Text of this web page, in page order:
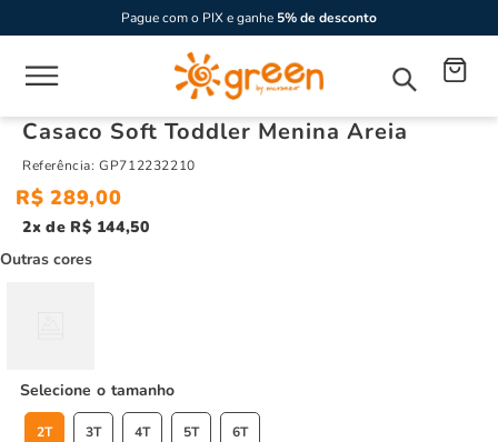
Pague com o PIX e ganhe 5% de desconto
Casaco Soft Toddler Menina Areia
Referência:GP712232210
R$ 289,00
2 R$ 144,50
Outras cores
tamanho
2T 3T 4T 5T 6T